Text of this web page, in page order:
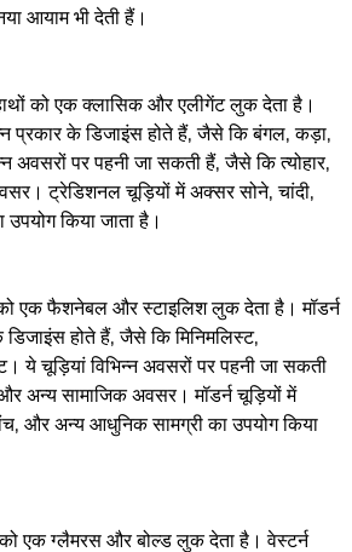
आयाम भी देती हैं।
को एक क्लासिक और एलीगेंट लुक देता है।
प्रकार के डिजाइंस होते हैं, जैसे कि बंगल, कड़ा,
अवसरों पर पहनी जा सकती हैं, जैसे कि त्योहार,
ट्रेडिशनल चूड़ियों में अक्सर सोने, चांदी,
किया जाता है।
को एक फैशनेबल और स्टाइलिश लुक देता है। मॉडर्न
डिजाइंस होते हैं, जैसे कि मिनिमलिस्ट,
ये चूड़ियां विभिन्न अवसरों पर पहनी जा सकती
और अन्य सामाजिक अवसर। मॉडर्न चूड़ियों में
और अन्य आधुनिक सामग्री का उपयोग किया
को एक ग्लैमरस और बोल्ड लुक देता है। वेस्टर्न